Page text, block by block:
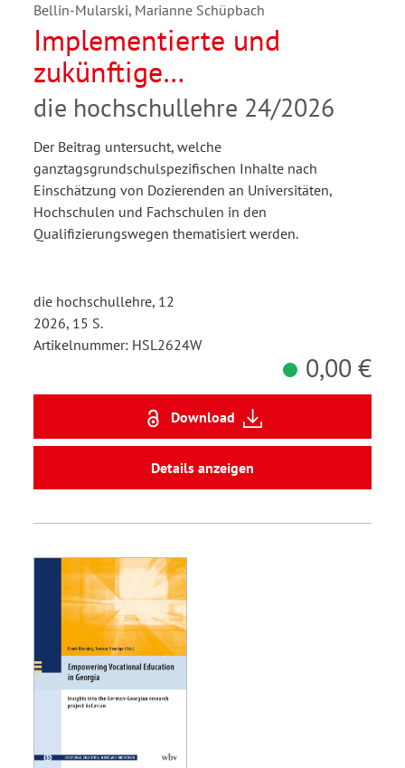
Bellin-Mularski, Marianne Schüpbach
Implementierte und
zukünftige
Qualifizierungsinhalte und
-strukturen für die
Ganztagsgrundschule.
Fokusgruppen mit
Dozierenden der
Qualifizierungswege
die hochschullehre 24/2026
Der Beitrag untersucht, welche
ganztagsgrundschulspezifischen Inhalte nach
Einschätzung von Dozierenden an Universitäten,
Hochschulen und Fachschulen in den
Qualifizierungswegen thematisiert werden.
die hochschullehre, 12
2026, 15 S.
Artikelnummer: HSL2624W
0,00 €
Download
Details anzeigen